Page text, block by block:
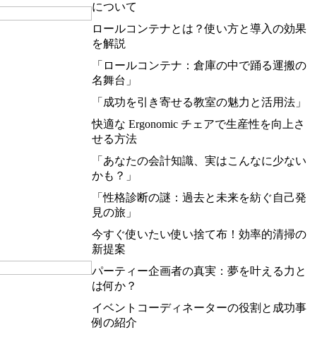
について
ロールコンテナとは？使い方と導入の効果
を解説
「ロールコンテナ：倉庫の中で踊る運搬の
名舞台」
「成功を引き寄せる教室の魅力と活用法」
快適な Ergonomic チェアで生産性を向上さ
せる方法
「あなたの会計知識、実はこんなに少ない
かも？」
「性格診断の謎：過去と未来を紡ぐ自己発
見の旅」
今すぐ使いたい使い捨て布！効率的清掃の
新提案
パーティー企画者の真実：夢を叶える力と
は何か？
イベントコーディネーターの役割と成功事
例の紹介